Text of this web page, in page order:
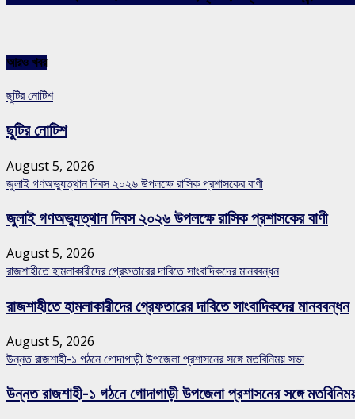
আরও খবর
ছুটির নোটিশ
ছুটির নোটিশ
August 5, 2026
জুলাই গণঅভ্যুত্থান দিবস ২০২৬ উপলক্ষে রাসিক প্রশাসকের বাণী
জুলাই গণঅভ্যুত্থান দিবস ২০২৬ উপলক্ষে রাসিক প্রশাসকের বাণী
August 5, 2026
রাজশাহীতে হামলাকারীদের গ্রেফতারের দাবিতে সাংবাদিকদের মানববন্ধন
রাজশাহীতে হামলাকারীদের গ্রেফতারের দাবিতে সাংবাদিকদের মানববন্ধন
August 5, 2026
উন্নত রাজশাহী-১ গঠনে গোদাগাড়ী উপজেলা প্রশাসনের সঙ্গে মতবিনিময় সভা
উন্নত রাজশাহী-১ গঠনে গোদাগাড়ী উপজেলা প্রশাসনের সঙ্গে